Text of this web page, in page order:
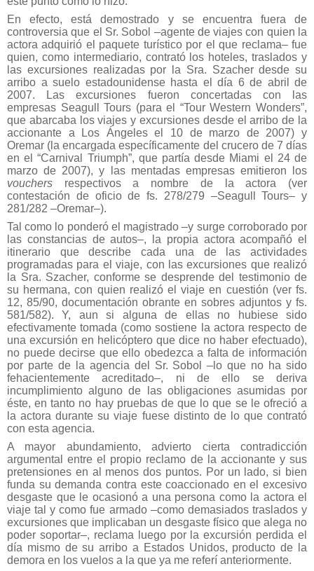
En efecto, está demostrado y se encuentra fuera de
controversia que el Sr. Sobol –agente de viajes con quien la
actora adquirió el paquete turístico por el que reclama– fue
quien, como intermediario, contrató los hoteles, traslados y
las excursiones realizadas por la Sra. Szacher desde su
arribo a suelo estadounidense hasta el día 6 de abril de
2007. Las excursiones fueron concertadas con las
empresas Seagull Tours (para el “Tour Western Wonders”,
que abarcaba los viajes y excursiones desde el arribo de la
accionante a Los Ángeles el 10 de marzo de 2007) y
Oremar (la encargada específicamente del crucero de 7 días
en el “Carnival Triumph”, que partía desde Miami el 24 de
marzo de 2007), y las mentadas empresas emitieron los
vouchers respectivos a nombre de la actora (ver
contestación de oficio de fs. 278/279 –Seagull Tours– y
281/282 –Oremar–).
Tal como lo ponderó el magistrado –y surge corroborado por
las constancias de autos–, la propia actora acompañó el
itinerario que describe cada una de las actividades
programadas para el viaje, con las excursiones que realizó
la Sra. Szacher, conforme se desprende del testimonio de
su hermana, con quien realizó el viaje en cuestión (ver fs.
12, 85/90, documentación obrante en sobres adjuntos y fs.
581/582). Y, aun si alguna de ellas no hubiese sido
efectivamente tomada (como sostiene la actora respecto de
una excursión en helicóptero que dice no haber efectuado),
no puede decirse que ello obedezca a falta de información
por parte de la agencia del Sr. Sobol –lo que no ha sido
fehacientemente acreditado–, ni de ello se deriva
incumplimiento alguno de las obligaciones asumidas por
éste, en tanto no hay pruebas de que lo que se le ofreció a
la actora durante su viaje fuese distinto de lo que contrató
con esta agencia.
A mayor abundamiento, advierto cierta contradicción
argumental entre el propio reclamo de la accionante y sus
pretensiones en al menos dos puntos. Por un lado, si bien
funda su demanda contra este coaccionado en el excesivo
desgaste que le ocasionó a una persona como la actora el
viaje tal y como fue armado –como demasiados traslados y
excursiones que implicaban un desgaste físico que alega no
poder soportar–, reclama luego por la excursión perdida el
día mismo de su arribo a Estados Unidos, producto de la
demora en los vuelos a la que ya me referí anteriormente.